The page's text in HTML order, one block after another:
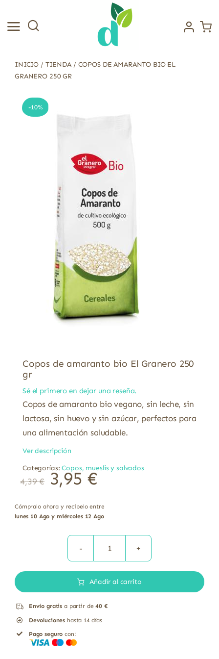
contenido
INICIO / TIENDA/ COPOS DE AMARANTO BIO EL
GRANERO 250 GR
-10%
Copos de amaranto bio El Granero 250
gr
Sé el primero en dejar una reseña.
Copos de amaranto bio vegano, sin leche, sin
lactosa, sin huevo y sin azúcar, perfectos para
una alimentación saludable.
Ver descripción
Categorías:Copos, mueslis y salvados
4,39€ 3,95 €
Cómpralo ahora y recíbelo entre
lunes 10 Ago y miércoles 12 Ago
Copos
amaranto
Añadir al carrito
Envío gratis a partir de40 €
Devoluciones hasta 14 días
Pago seguro con: